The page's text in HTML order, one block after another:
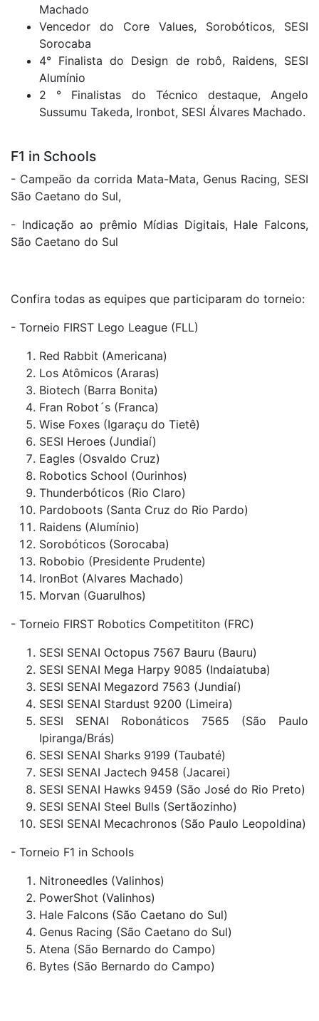
Machado
Vencedor do Core Values, Sorobóticos, SESI
Sorocaba
4° Finalista do Design de robô, Raidens, SESI
Alumínio
2 ° Finalistas do Técnico destaque, Angelo
Sussumu Takeda, Ironbot, SESI Álvares Machado.
F1 in Schools
- Campeão da corrida Mata-Mata, Genus Racing, SESI
São Caetano do Sul,
- Indicação ao prêmio Mídias Digitais, Hale Falcons,
São Caetano do Sul
Confira todas as equipes que participaram do torneio:
- Torneio FIRST Lego League (FLL)
Red Rabbit (Americana)
Los Atômicos (Araras)
Biotech (Barra Bonita)
Fran Robot´s (Franca)
Wise Foxes (Igaraçu do Tietê)
SESI Heroes (Jundiaí)
Eagles (Osvaldo Cruz)
Robotics School (Ourinhos)
Thunderbóticos (Rio Claro)
Pardoboots (Santa Cruz do Rio Pardo)
Raidens (Alumínio)
Sorobóticos (Sorocaba)
Robobio (Presidente Prudente)
IronBot (Alvares Machado)
Morvan (Guarulhos)
- Torneio FIRST Robotics Competititon (FRC)
SESI SENAI Octopus 7567 Bauru (Bauru)
SESI SENAI Mega Harpy 9085 (Indaiatuba)
SESI SENAI Megazord 7563 (Jundiaí)
SESI SENAI Stardust 9200 (Limeira)
SESI SENAI Robonáticos 7565 (São Paulo
Ipiranga/Brás)
SESI SENAI Sharks 9199 (Taubaté)
SESI SENAI Jactech 9458 (Jacarei)
SESI SENAI Hawks 9459 (São José do Rio Preto)
SESI SENAI Steel Bulls (Sertãozinho)
SESI SENAI Mecachronos (São Paulo Leopoldina)
- Torneio F1 in Schools
Nitroneedles (Valinhos)
PowerShot (Valinhos)
Hale Falcons (São Caetano do Sul)
Genus Racing (São Caetano do Sul)
Atena (São Bernardo do Campo)
Bytes (São Bernardo do Campo)